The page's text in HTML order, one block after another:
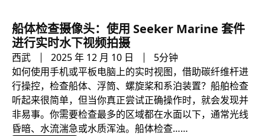
船体检查摄像头：使用 Seeker Marine 套件
进行实时水下视频拍摄
西武 2025 年 12 月 10 日
5分钟
如何使用手机或平板电脑上的实时视图，借助碳纤维杆进
行操控，检查船体、浮筒、螺旋桨和系泊装置？船舶检查
听起来很简单，但当你真正尝试正确操作时，就会发现并
非易事。你需要检查最多的区域都在水面以下，通常光线
昏暗、水流湍急或水质浑浊。船体检查……